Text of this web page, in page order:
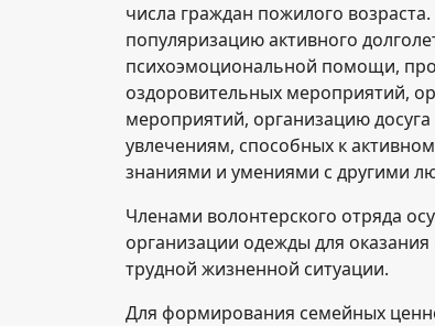
числа граждан пожилого
популяризацию активного
психоэмоциональной помощи,
оздоровительных мероприятий,
мероприятий, организацию
увлечениям, способных к
знаниями и умениями с другими
Членами волонтерского отряда
организации одежды для
трудной жизненной ситуации.
Для формирования семейных